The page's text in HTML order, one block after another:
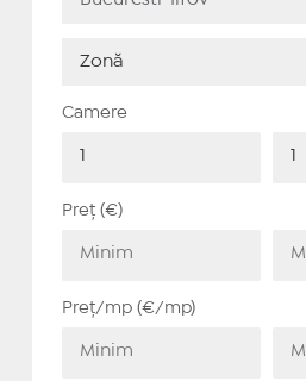
Camere
Preț (€)
Preț/mp (€/mp)